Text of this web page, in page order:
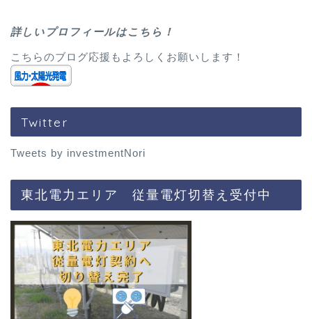
詳しいプロフィールはこちら！
こちらのブログ応援もよろしくお願いします！
Twitter
Tweets by investmentNori
東北電力エリア 従量電灯切替え受付中